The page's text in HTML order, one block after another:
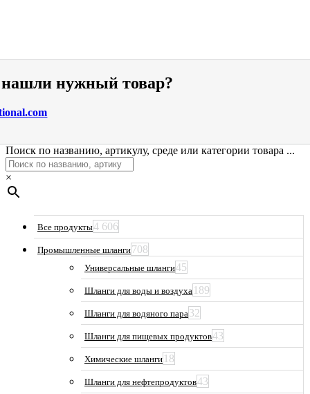
нужный товар?
Поиск по названию, артикулу, среде или категории товара ...
×
Все продукты4 606
Промышленные шланги708
Универсальные шланги45
Шланги для воды и воздуха 189
Шланги для водяного пара32
Шланги для пищевых продуктов43
Химические шланги 18
Шланги для нефтепродуктов43